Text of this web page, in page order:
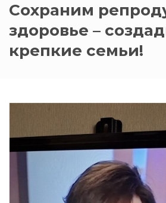
Сохраним
здоровье –
крепкие семьи!